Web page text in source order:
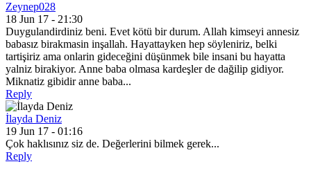
Zeynep028
18 Jun 17 - 21:30
Duygulandirdiniz beni. Evet kötü bir durum. Allah kimseyi annesiz
babasız birakmasin inşallah. Hayattayken hep söyleniriz, belki
tartişiriz ama onlarin gideceğini düşünmek bile insani bu hayatta
yalniz birakiyor. Anne baba olmasa kardeşler de dağilip gidiyor.
Miknatiz gibidir anne baba...
Reply
İlayda Deniz
19 Jun 17 - 01:16
Çok haklısınız siz de. Değerlerini bilmek gerek...
Reply